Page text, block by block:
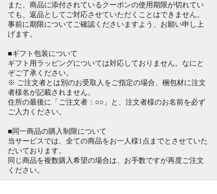
また、商品に添付されているクーポンの使用期限が切れてい
ても、返品としてご対応させていただくことはできません。
事前に期限についてご確認くださいますよう、お願い申し上
げます。
■ギフト包装について
ギフト用ラッピングについては対応しておりません。なにと
ぞご了承ください。
※ ご注文者とは別のお受取人をご指定の場合、梱包材に注文
者様名が記載されません。
住所の最後に「ご注文者：○○」と、注文者様のお名前を必ず
ご入力ください。
■同一商品の購入制限について
当サービスでは、全ての商品をお一人様1点までとさせていた
だいております。
同じ商品を複数購入希望の場合は、お手数ですが再度ご注文
ください。